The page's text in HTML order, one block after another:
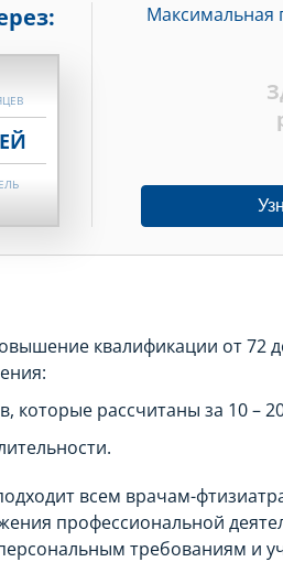
Максимальная
квалификации от 72
которые рассчитаны за 10 –
всем врачам-
профессиональной
требованиям и